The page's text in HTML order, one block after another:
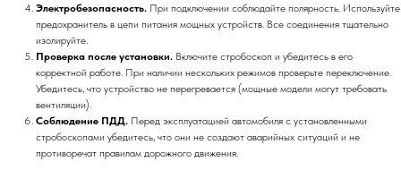
Электробезопасность. При подключении соблюдайте полярность. Используйте
предохранитель в цепи питания мощных устройств. Все соединения тщательно
изолируйте.
Проверка после установки. Включите стробоскоп и убедитесь в его
корректной работе. При наличии нескольких режимов проверьте переключение.
Убедитесь, что устройство не перегревается (мощные модели могут требовать
вентиляции).
Соблюдение ПДД. Перед эксплуатацией автомобиля с установленными
стробоскопами убедитесь, что они не создают аварийных ситуаций и не
противоречат правилам дорожного движения.